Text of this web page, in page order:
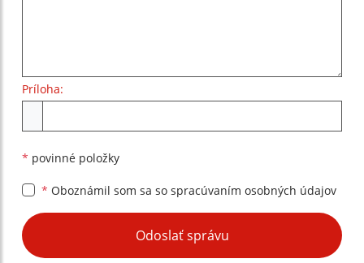
Príloha:
* povinné položky
* Oboznámil som sa so spracúvaním osobných údajov
Google reCaptcha Response
Odoslať správu